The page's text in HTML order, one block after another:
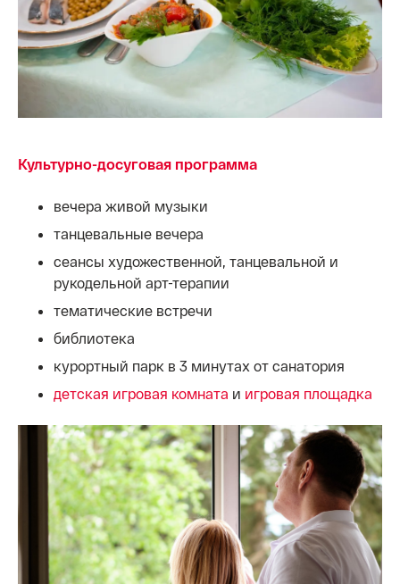
Культурно-досуговая программа
вечера живой музыки
танцевальные вечера
сеансы художественной, танцевальной и
рукодельной арт-терапии
тематические встречи
библиотека
курортный парк в 3 минутах от санатория
детская игровая комната и игровая площадка